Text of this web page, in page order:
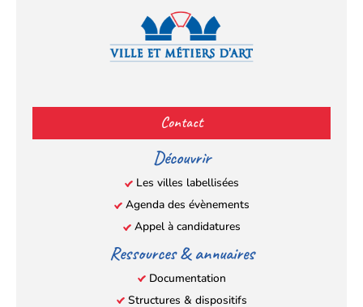
(s’ouvre
dans
nouvel
onglet)
(s’ouvre
dans
nouvel
onglet)
(s’ouvre
dans
nouvel
onglet)
(s’ouvre
nouvel
onglet)
Contact
Découvrir
Les villes labellisées
Agenda des évènements
Appel à candidatures
Ressources & annuaires
Documentation
Structures & dispositifs